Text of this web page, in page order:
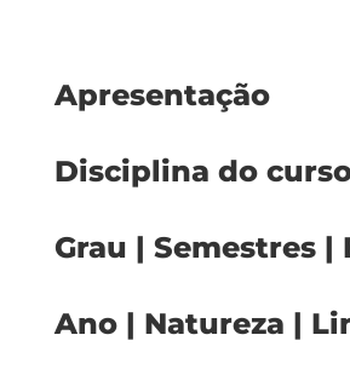
Apresentação
Disciplina do
Grau | Semestres |
Ano | Natureza |